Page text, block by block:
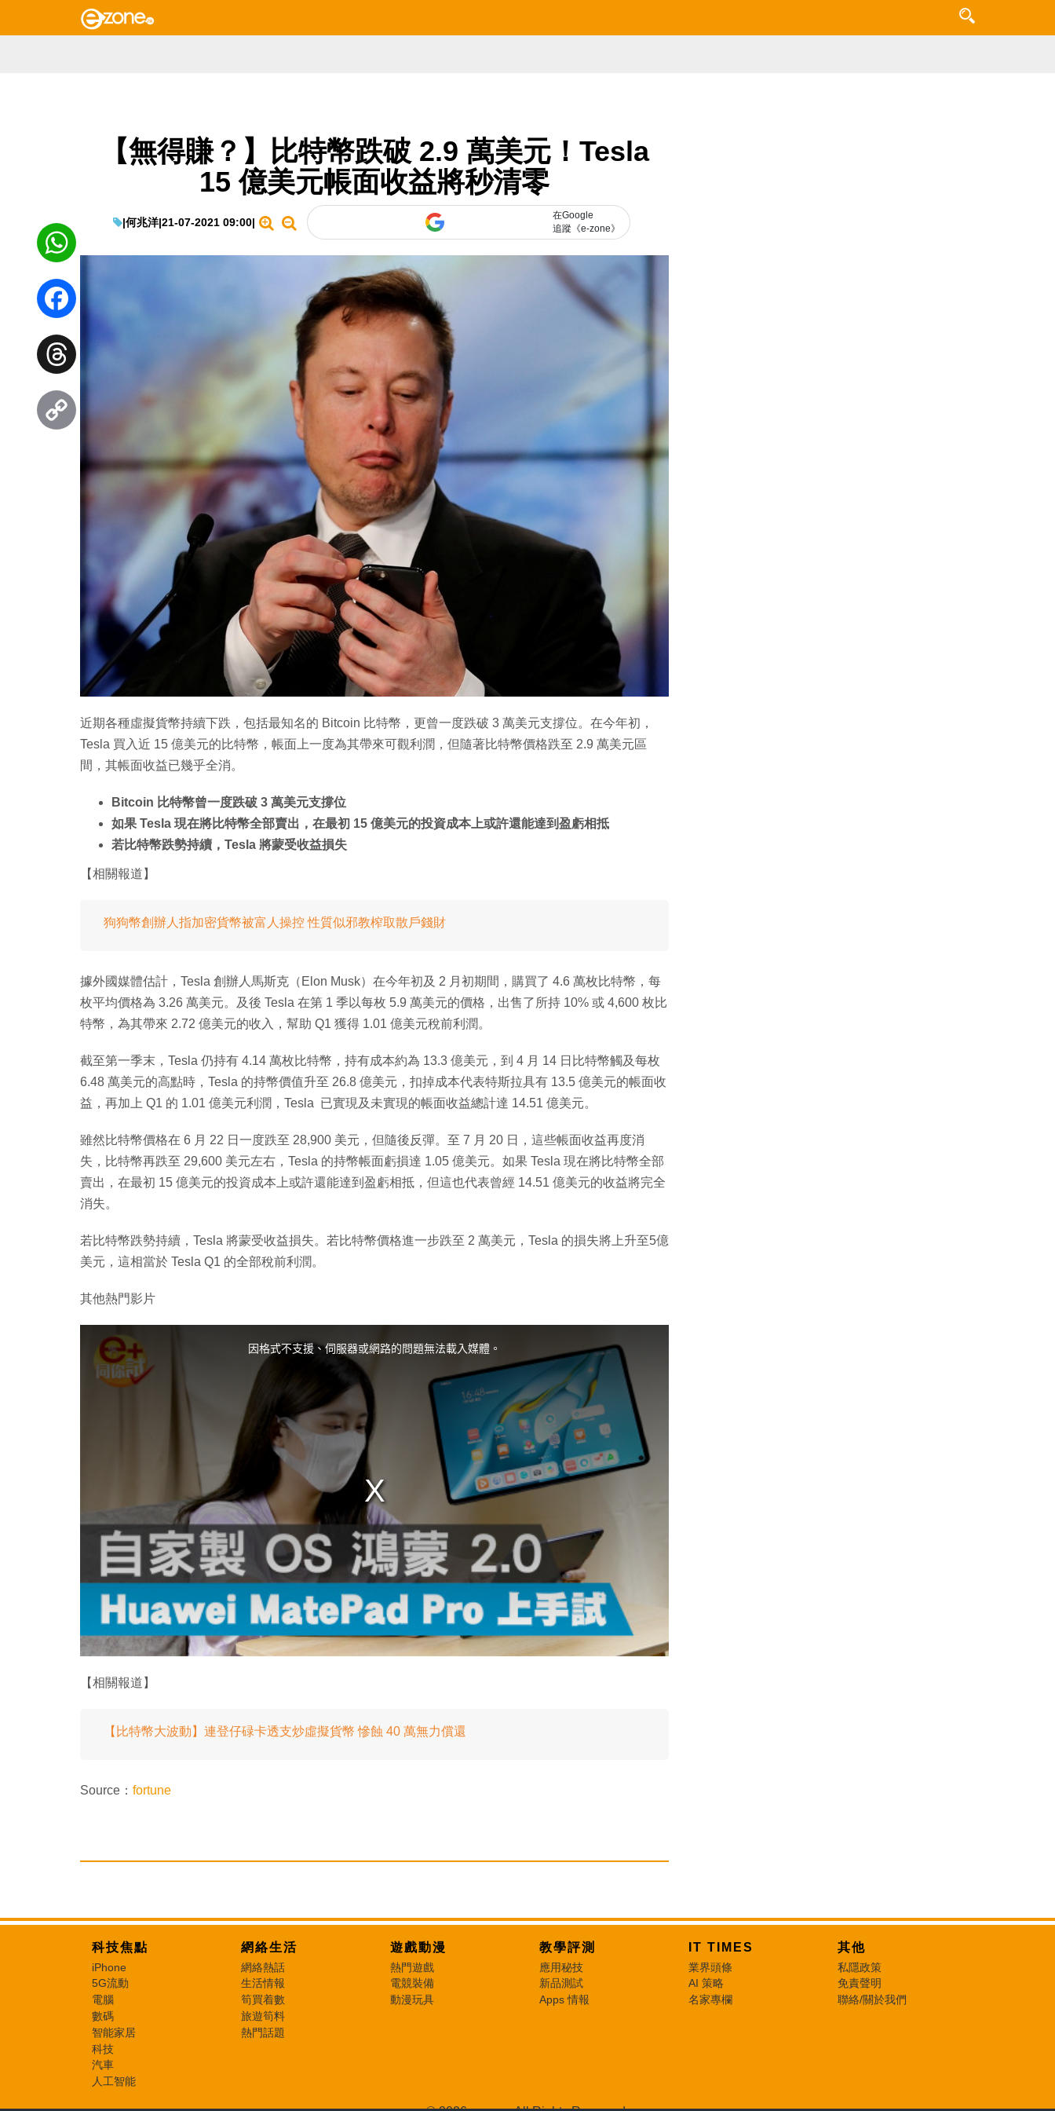
【無得賺？】比特幣跌破 2.9 萬美元！Tesla
15 億美元帳面收益將秒清零
|何兆洋|21-07-2021 09:00|
在Google
追蹤《e-zone》
近期各種虛擬貨幣持續下跌，包括最知名的 Bitcoin 比特幣，更曾一度跌破 3 萬美元支撐位。在今年初，
Tesla 買入近 15 億美元的比特幣，帳面上一度為其帶來可觀利潤，但隨著比特幣價格跌至 2.9 萬美元區
間，其帳面收益已幾乎全消。
Bitcoin 比特幣曾一度跌破 3 萬美元支撐位
如果 Tesla 現在將比特幣全部賣出，在最初 15 億美元的投資成本上或許還能達到盈虧相抵
若比特幣跌勢持續，Tesla 將蒙受收益損失
【相關報道】
狗狗幣創辦人指加密貨幣被富人操控 性質似邪教榨取散戶錢財
據外國媒體估計，Tesla 創辦人馬斯克（Elon Musk）在今年初及 2 月初期間，購買了 4.6 萬枚比特幣，每
枚平均價格為 3.26 萬美元。及後 Tesla 在第 1 季以每枚 5.9 萬美元的價格，出售了所持 10% 或 4,600 枚比
特幣，為其帶來 2.72 億美元的收入，幫助 Q1 獲得 1.01 億美元稅前利潤。
截至第一季末，Tesla 仍持有 4.14 萬枚比特幣，持有成本約為 13.3 億美元，到 4 月 14 日比特幣觸及每枚
6.48 萬美元的高點時，Tesla 的持幣價值升至 26.8 億美元，扣掉成本代表特斯拉具有 13.5 億美元的帳面收
益，再加上 Q1 的 1.01 億美元利潤，Tesla 已實現及未實現的帳面收益總計達 14.51 億美元。
雖然比特幣價格在 6 月 22 日一度跌至 28,900 美元，但隨後反彈。至 7 月 20 日，這些帳面收益再度消
失，比特幣再跌至 29,600 美元左右，Tesla 的持幣帳面虧損達 1.05 億美元。如果 Tesla 現在將比特幣全部
賣出，在最初 15 億美元的投資成本上或許還能達到盈虧相抵，但這也代表曾經 14.51 億美元的收益將完全
消失。
若比特幣跌勢持續，Tesla 將蒙受收益損失。若比特幣價格進一步跌至 2 萬美元，Tesla 的損失將上升至5億
美元，這相當於 Tesla Q1 的全部稅前利潤。
其他熱門影片
因格式不支援、伺服器或網路的問題無法載入媒體。
【相關報道】
【比特幣大波動】連登仔碌卡透支炒虛擬貨幣 慘蝕 40 萬無力償還
Source： fortune
WhatsApp
Facebook
Threads
科技焦點
iPhone
5G流動
電腦
數碼
智能家居
科技
汽車
人工智能
網絡生活
網絡熱話
生活情報
筍買着數
旅遊筍料
熱門話題
遊戲動漫
熱門遊戲
電競裝備
動漫玩具
教學評測
應用秘技
新品測試
Apps 情報
IT TIMES
業界頭條
AI 策略
名家專欄
其他
私隱政策
免責聲明
聯絡/關於我們